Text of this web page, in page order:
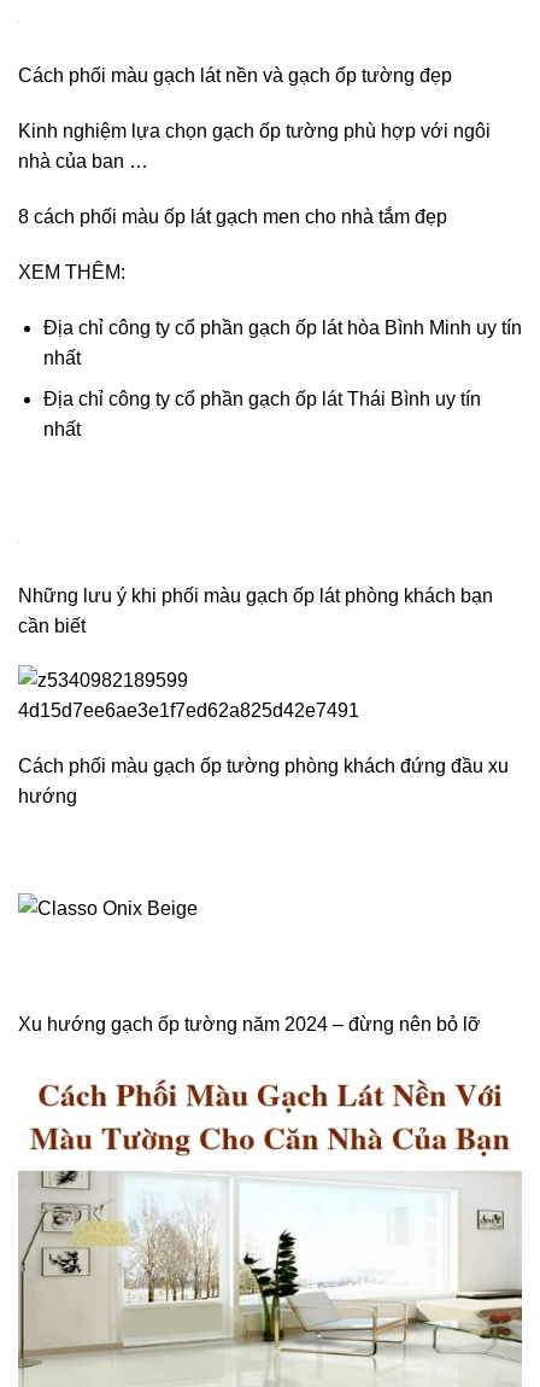
Cách phối màu gạch lát nền và gạch ốp tường đẹp
Kinh nghiệm lựa chọn gạch ốp tường phù hợp với ngôi
nhà của ban …
8 cách phối màu ốp lát gạch men cho nhà tắm đẹp
XEM THÊM:
Địa chỉ công ty cổ phần gạch ốp lát hòa Bình Minh uy tín
nhất
Địa chỉ công ty cổ phần gạch ốp lát Thái Bình uy tín
nhất
Những lưu ý khi phối màu gạch ốp lát phòng khách bạn
cần biết
Cách phối màu gạch ốp tường phòng khách đứng đầu xu
hướng
Xu hướng gạch ốp tường năm 2024 – đừng nên bỏ lỡ